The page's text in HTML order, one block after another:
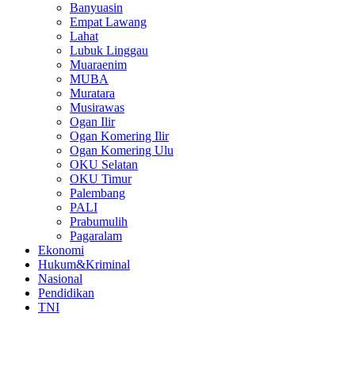
Banyuasin
Empat Lawang
Lahat
Lubuk Linggau
Muaraenim
MUBA
Muratara
Musirawas
Ogan Ilir
Ogan Komering Ilir
Ogan Komering Ulu
OKU Selatan
OKU Timur
Palembang
PALI
Prabumulih
Pagaralam
Ekonomi
Hukum&Kriminal
Nasional
Pendidikan
TNI